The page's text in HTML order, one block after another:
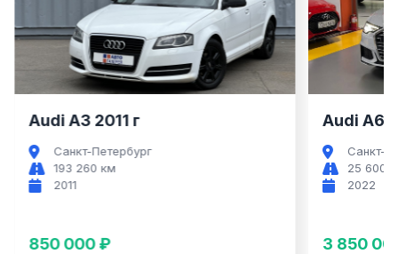
Audi A3
Audi A3 2011 г
Санкт-Петербург
193 260 км
2011
850 000 ₽
Audi A6
Санкт-
25 600
2022
3 850